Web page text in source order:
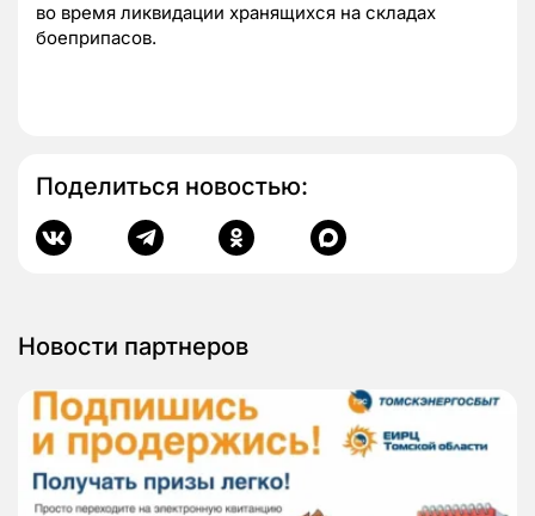
во время ликвидации хранящихся на складах
боеприпасов.
Поделиться новостью:
Новости партнеров